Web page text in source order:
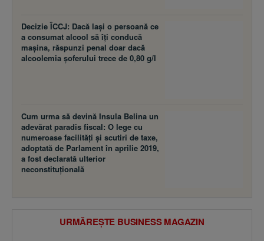
Decizie ÎCCJ: Dacă laşi o persoană ce
a consumat alcool să îţi conducă
maşina, răspunzi penal doar dacă
alcoolemia şoferului trece de 0,80 g/l
Cum urma să devină Insula Belina un
adevărat paradis fiscal: O lege cu
numeroase facilităţi şi scutiri de taxe,
adoptată de Parlament în aprilie 2019,
a fost declarată ulterior
neconstituţională
URMĂREȘTE BUSINESS MAGAZIN